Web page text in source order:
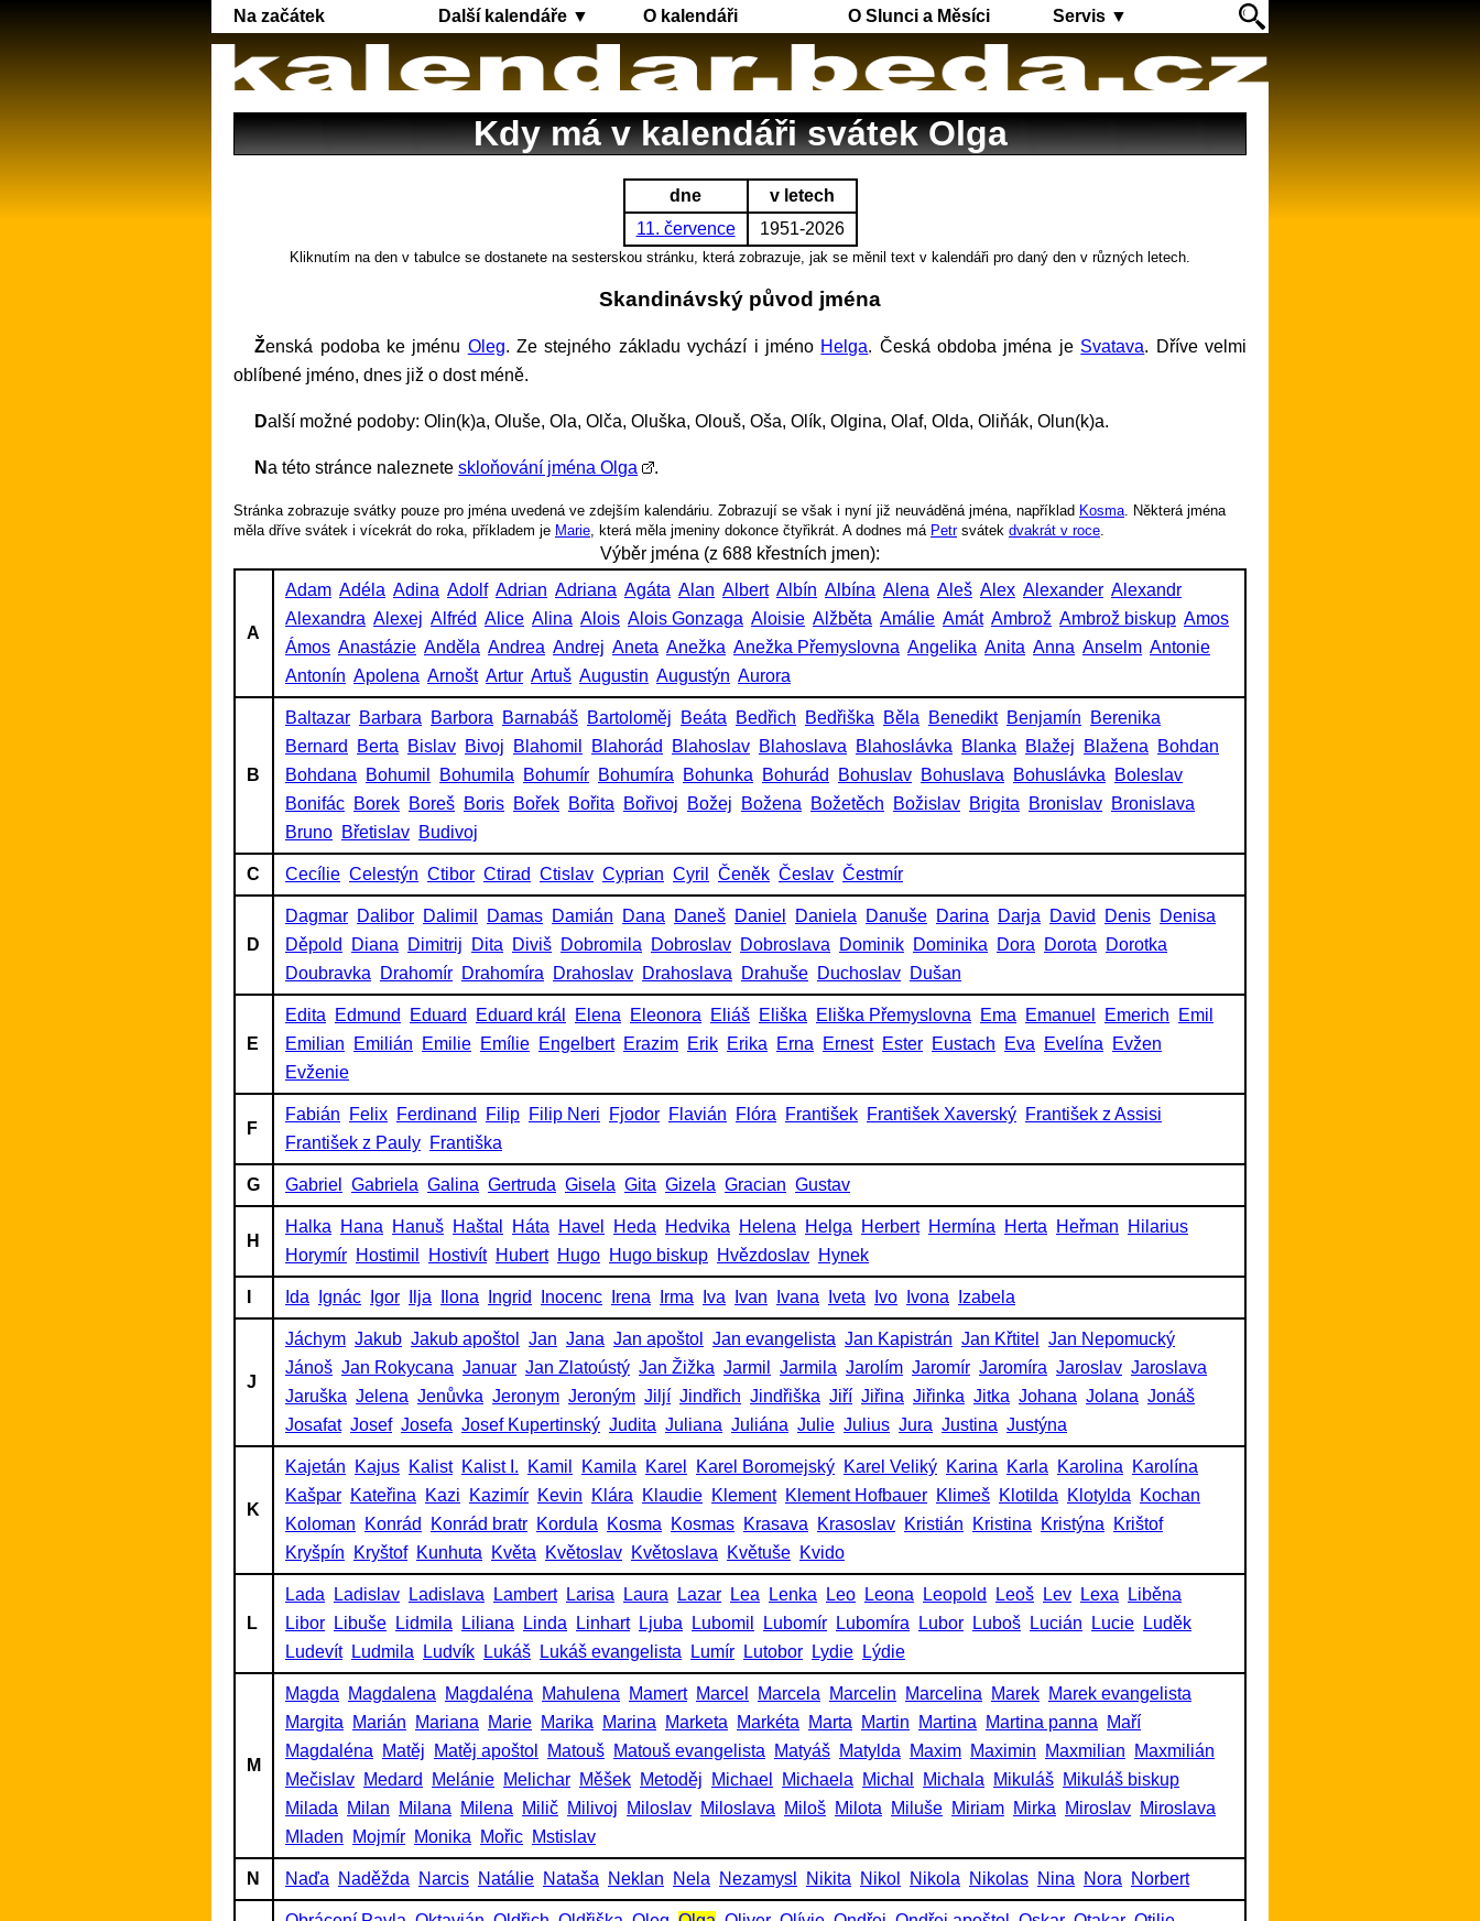
Na začátek Další kalendáře ▼ O kalendáři O Slunci a Měsíci Servis ▼
Kdy má v kalendáři svátek Olga
dne
v letech
11. července
1951-2026
Kliknutím na den v tabulce se dostanete na sesterskou stránku, která zobrazuje, jak se měnil text v kalendáři pro daný den v různých letech.
Skandinávský původ jména
Ženská podoba ke jménu Oleg. Ze stejného základu vychází i jméno Helga. Česká obdoba jména je Svatava. Dříve velmi
oblíbené jméno, dnes již o dost méně.
Další možné podoby: Olin(k)a, Oluše, Ola, Olča, Oluška, Olouš, Oša, Olík, Olgina, Olaf, Olda, Oliňák, Olun(k)a.
Na této stránce nalezneteskloňování jména Olga .
Stránka zobrazuje svátky pouze pro jména uvedená ve zdejším kalendáriu. Zobrazují se však i nyní již neuváděná jména, například Kosma . Některá jména
měla dříve svátek i vícekrát do roka, příkladem je Marie , která měla jmeniny dokonce čtyřikrát. A dodnes má Petrsvátek dvakrát v roce
Výběr jména (z 688 křestních jmen):
A
Adam Adéla Adina Adolf Adrian Adriana Agáta Alan Albert Albín Albína Alena Aleš Alex Alexander Alexandr
Alexandra Alexej Alfréd Alice Alina Alois Alois Gonzaga Aloisie Alžběta Amálie Amát Ambrož Ambrož biskup Amos
Ámos Anastázie Anděla Andrea Andrej Aneta Anežka Anežka Přemyslovna Angelika Anita Anna Anselm Antonie
Antonín Apolena Arnošt Artur Artuš Augustin Augustýn Aurora
B
Baltazar Barbara Barbora Barnabáš Bartoloměj Beáta Bedřich Bedřiška Běla Benedikt Benjamín
Berenika
Bernard
Berta Bislav Bivoj Blahomil Blahorád Blahoslav Blahoslava Blahoslávka Blanka Blažej Blažena
Bohdan
Bohdana
Bohumil Bohumila Bohumír Bohumíra Bohunka Bohurád Bohuslav Bohuslava Bohuslávka
Boleslav
Bonifác Borek Boreš Boris Bořek Bořita Bořivoj Božej Božena Božetěch Božislav Brigita Bronislav Bronislava
Bruno Břetislav Budivoj
C Cecílie Celestýn Ctibor Ctirad Ctislav Cyprian Cyril Čeněk Česlav Čestmír
D
Dagmar Dalibor Dalimil Damas Damián Dana Daneš Daniel Daniela Danuše Darina Darja David Denis Denisa
Děpold
Diana Dimitrij Dita Diviš Dobromila Dobroslav Dobroslava Dominik Dominika Dora Dorota
Dorotka
Doubravka
Drahomír Drahomíra Drahoslav Drahoslava Drahuše Duchoslav Dušan
E
Edita Edmund Eduard Eduard král Elena Eleonora Eliáš Eliška Eliška Přemyslovna Ema Emanuel Emerich
Emil
Emilian
Emilián Emilie Emílie Engelbert Erazim Erik Erika Erna Ernest Ester Eustach Eva Evelína
Evžen
Evženie
F
Fabián Felix Ferdinand Filip Filip Neri Fjodor Flavián Flóra František František Xaverský František z Assisi
František z Pauly Františka
G Gabriel Gabriela Galina Gertruda Gisela Gita Gizela Gracian Gustav
H
Halka Hana Hanuš Haštal Háta Havel Heda Hedvika Helena Helga Herbert Hermína Herta Heřman
Hilarius
Horymír Hostimil Hostivít Hubert Hugo Hugo biskup Hvězdoslav Hynek
Ida Ignác Igor Ilja Ilona Ingrid Inocenc Irena Irma Iva Ivan Ivana Iveta Ivo Ivona Izabela
J
Jáchym Jakub Jakub apoštol Jan Jana Jan apoštol Jan evangelista Jan Kapistrán Jan Křtitel
Jan Nepomucký
Jánoš Jan Rokycana Januar Jan Zlatoústý Jan Žižka Jarmil Jarmila Jarolím Jaromír Jaromíra Jaroslav Jaroslava
Jaruška Jelena Jenůvka Jeronym Jeroným Jiljí Jindřich Jindřiška Jiří Jiřina Jiřinka Jitka Johana Jolana Jonáš
Josafat Josef Josefa Josef Kupertinský Judita Juliana Juliána Julie Julius Jura Justina Justýna
K
Kajetán Kajus Kalist Kalist I. Kamil Kamila Karel Karel Boromejský Karel Veliký Karina Karla Karolina
Karolína
Kašpar Kateřina Kazi Kazimír Kevin Klára Klaudie Klement Klement Hofbauer Klimeš Klotilda Klotylda
Kochan
Koloman
Konrád Konrád bratr Kordula Kosma Kosmas Krasava Krasoslav Kristián Kristina Kristýna
Krištof
Kryšpín
Kryštof Kunhuta Květa Květoslav Květoslava Květuše Kvido
L
Lada Ladislav Ladislava Lambert Larisa Laura Lazar Lea Lenka Leo Leona Leopold Leoš Lev Lexa
Liběna
Libor
Libuše Lidmila Liliana Linda Linhart Ljuba Lubomil Lubomír Lubomíra Lubor Luboš Lucián Lucie
Luděk
Ludevít
Ludmila Ludvík Lukáš Lukáš evangelista Lumír Lutobor Lydie Lýdie
M
Magda Magdalena Magdaléna Mahulena Mamert Marcel Marcela Marcelin Marcelina Marek Marek evangelista
Margita
Marián Mariana Marie Marika Marina Marketa Markéta Marta Martin Martina Martina panna
Maří
Magdaléna
Matěj Matěj apoštol Matouš Matouš evangelista Matyáš Matylda Maxim Maximin Maxmilian
Maxmilián
Mečislav Medard Melánie Melichar Měšek Metoděj Michael Michaela Michal Michala Mikuláš Mikuláš biskup
Milada
Milan Milana Milena Milič Milivoj Miloslav Miloslava Miloš Milota Miluše Miriam Mirka Miroslav Miroslava
Mladen
Mojmír Monika Mořic Mstislav
N Naďa Naděžda Narcis Natálie Nataša Neklan Nela Nezamysl Nikita Nikol Nikola Nikolas Nina Nora Norbert